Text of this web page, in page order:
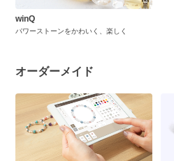
winQ
パワーストーンをかわいく、楽しく
オーダーメイド